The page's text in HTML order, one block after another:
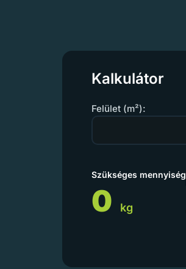
Kalkulátor
Felület (m²):
Szükséges mennyiség
0 kg